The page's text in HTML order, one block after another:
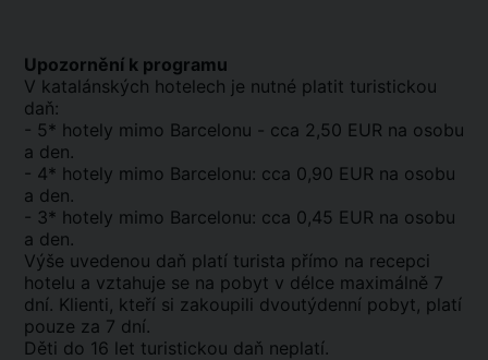
Upozornění k programu
V katalánských hotelech je nutné platit turistickou
daň:
- 5* hotely mimo Barcelonu - cca 2,50 EUR na osobu
a den.
- 4* hotely mimo Barcelonu: cca 0,90 EUR na osobu
a den.
- 3* hotely mimo Barcelonu: cca 0,45 EUR na osobu
a den.
Výše uvedenou daň platí turista přímo na recepci
hotelu a vztahuje se na pobyt v délce maximálně 7
dní. Klienti, kteří si zakoupili dvoutýdenní pobyt, platí
pouze za 7 dní.
Děti do 16 let turistickou daň neplatí.